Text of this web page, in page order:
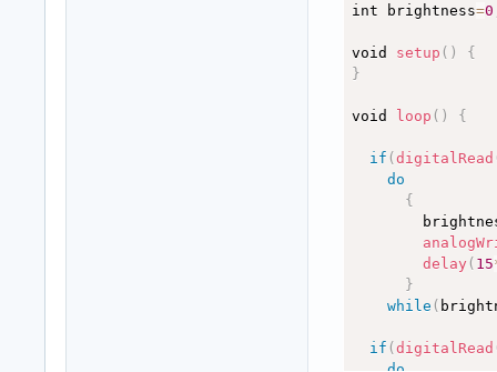
int brightness=0
void setup ( )
{
}
void loop ( ) {
if ( digitalRead
do
{
delay ( 15
}
while (
if ( digitalRead